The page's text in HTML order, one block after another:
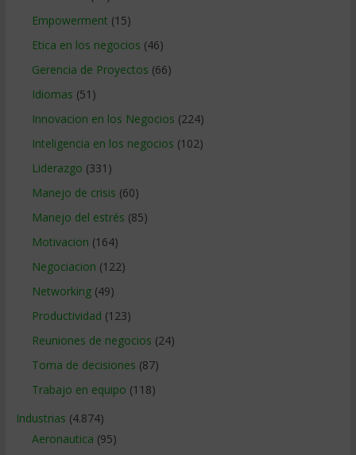
Empowerment (15)
Etica en los negocios (46)
Gerencia de Proyectos (66)
Idiomas (51)
Innovacion en los Negocios (224)
Inteligencia en los negocios (102)
Liderazgo (331)
Manejo de crisis (60)
Manejo del estrés (85)
Motivacion (164)
Negociacion (122)
Networking(49)
Productividad (123)
Reuniones de negocios (24)
Toma de decisiones (87)
Trabajo en equipo (118)
Industrias (4.874)
Aeronautica (95)